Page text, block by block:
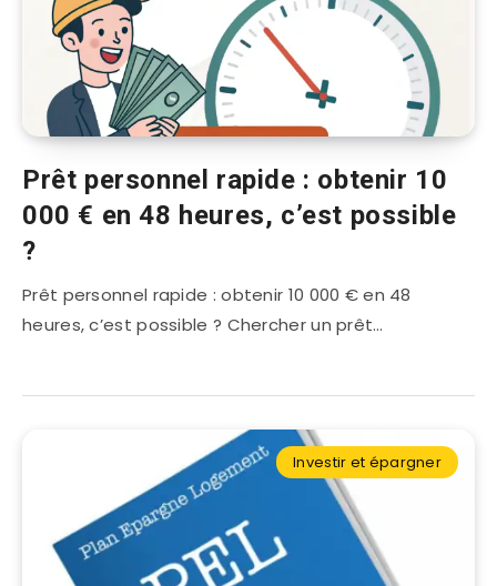
Prêt personnel rapide : obtenir 10
000 € en 48 heures, c’est possible
?
Prêt personnel rapide : obtenir 10 000 € en 48
heures, c’est possible ? Chercher un prêt…
Investir et épargner